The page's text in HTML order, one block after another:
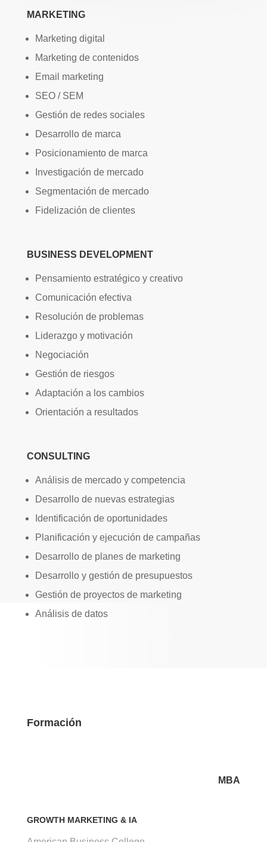
MARKETING
Marketing digital
Marketing de contenidos
Email marketing
SEO / SEM
Gestión de redes sociales
Desarrollo de marca
Posicionamiento de marca
Investigación de mercado
Segmentación de mercado
Fidelización de clientes
BUSINESS DEVELOPMENT
Pensamiento estratégico y creativo
Comunicación efectiva
Resolución de problemas
Liderazgo y motivación
Negociación
Gestión de riesgos
Adaptación a los cambios
Orientación a resultados
CONSULTING
Análisis de mercado y competencia
Desarrollo de nuevas estrategias
Identificación de oportunidades
Planificación y ejecución de campañas
Desarrollo de planes de marketing
Desarrollo y gestión de presupuestos
Gestión de proyectos de marketing
Análisis de datos
Formación
MBA
GROWTH MARKETING & IA